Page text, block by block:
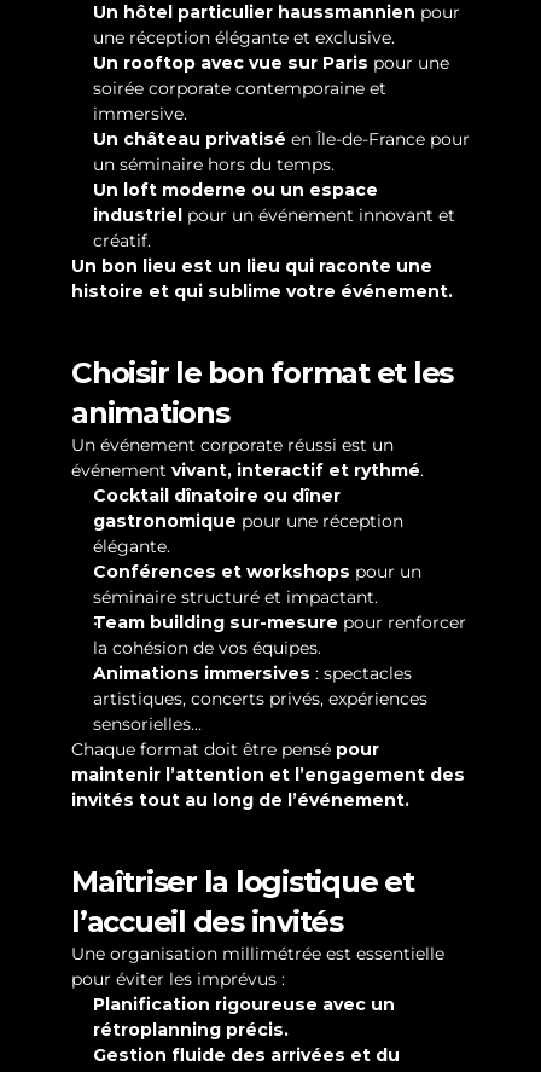
Un hôtel particulier haussmannien pour
une réception élégante et exclusive.
Un rooftop avec vue sur Paris pour une
soirée corporate contemporaine et
immersive.
Un château privatisé en Île-de-France pour
un séminaire hors du temps.
Un loft moderne ou un espace
industriel pour un événement innovant et
créatif.
Un bon lieu est un lieu qui raconte une
histoire et qui sublime votre événement.
Choisir le bon format et les
animations
Un événement corporate réussi est un
événement vivant, interactif et rythmé.
Cocktail dînatoire ou dîner
gastronomique pour une réception
élégante.
Conférences et workshops pour un
séminaire structuré et impactant.
Team building sur-mesure pour renforcer
la cohésion de vos équipes.
Animations immersives : spectacles
artistiques, concerts privés, expériences
sensorielles…
Chaque format doit être pensé pour
maintenir l’attention et l’engagement des
invités tout au long de l’événement.
Maîtriser la logistique et
l’accueil des invités
Une organisation millimétrée est essentielle
pour éviter les imprévus :
Planification rigoureuse avec un
rétroplanning précis.
Gestion fluide des arrivées et du